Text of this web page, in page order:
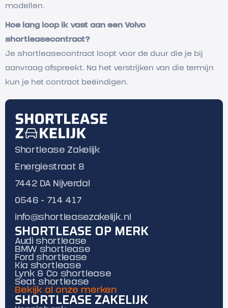
modellen.
Hoe lang loop ik vast aan een Volvo
shortleasecontract?
Je shortleasecontract loopt voor de duur die je bij
aanvraag afspreekt. Na het verstrijken van die termijn
kun je het contract beëindigen.
Shortlease Zakelijk
Energiestraat 8
7442 DA Nijverdal
0546 - 714 417
info@shortleasezakelijk.nl
SHORTLEASE OP MERK
Audi shortlease
BMW shortlease
Ford shortlease
Kia shortlease
Lynk & Co shortlease
Seat shortlease
Bekijk al onze merken
SHORTLEASE ZAKELIJK